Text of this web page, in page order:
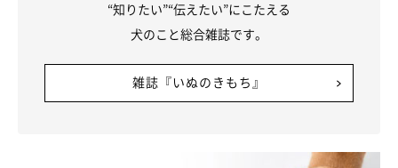
“知りたい”“伝えたい”にこたえる
犬のこと総合雑誌です。
雑誌『いぬのきもち』